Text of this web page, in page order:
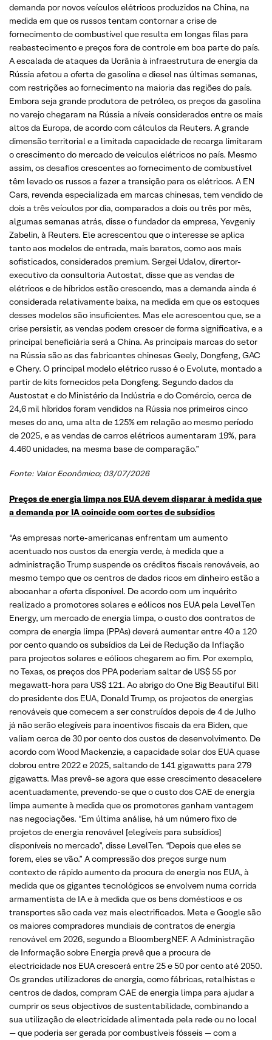
demanda por novos veículos elétricos produzidos na China, na
medida em que os russos tentam contornar a crise de
fornecimento de combustível que resulta em longas filas para
reabastecimento e preços fora de controle em boa parte do país.
A escalada de ataques da Ucrânia à infraestrutura de energia da
Rússia afetou a oferta de gasolina e diesel nas últimas semanas,
com restrições ao fornecimento na maioria das regiões do país.
Embora seja grande produtora de petróleo, os preços da gasolina
no varejo chegaram na Rússia a níveis considerados entre os mais
altos da Europa, de acordo com cálculos da Reuters. A grande
dimensão territorial e a limitada capacidade de recarga limitaram
o crescimento do mercado de veículos elétricos no país. Mesmo
assim, os desafios crescentes ao fornecimento de combustível
têm levado os russos a fazer a transição para os elétricos. A EN
Cars, revenda especializada em marcas chinesas, tem vendido de
dois a três veículos por dia, comparados a dois ou três por mês,
algumas semanas atrás, disse o fundador da empresa, Yevgeniy
Zabelin, à Reuters. Ele acrescentou que o interesse se aplica
tanto aos modelos de entrada, mais baratos, como aos mais
sofisticados, considerados premium. Sergei Udalov, dirertor-
executivo da consultoria Autostat, disse que as vendas de
elétricos e de híbridos estão crescendo, mas a demanda ainda é
considerada relativamente baixa, na medida em que os estoques
desses modelos são insuficientes. Mas ele acrescentou que, se a
crise persistir, as vendas podem crescer de forma significativa, e a
principal beneficiária será a China. As principais marcas do setor
na Rússia são as das fabricantes chinesas Geely, Dongfeng, GAC
e Chery. O principal modelo elétrico russo é o Evolute, montado a
partir de kits fornecidos pela Dongfeng. Segundo dados da
Austostat e do Ministério da Indústria e do Comércio, cerca de
24,6 mil híbridos foram vendidos na Rússia nos primeiros cinco
meses do ano, uma alta de 125% em relação ao mesmo período
de 2025, e as vendas de carros elétricos aumentaram 19%, para
4.460 unidades, na mesma base de comparação.”
Fonte: Valor Econômico; 03/07/2026
Preços de energia limpa nos EUA devem disparar à medida que
a demanda por IA coincide com cortes de subsídios
“As empresas norte-americanas enfrentam um aumento
acentuado nos custos da energia verde, à medida que a
administração Trump suspende os créditos fiscais renováveis, ao
mesmo tempo que os centros de dados ricos em dinheiro estão a
abocanhar a oferta disponível. De acordo com um inquérito
realizado a promotores solares e eólicos nos EUA pela LevelTen
Energy, um mercado de energia limpa, o custo dos contratos de
compra de energia limpa (PPAs) deverá aumentar entre 40 a 120
por cento quando os subsídios da Lei de Redução da Inflação
para projectos solares e eólicos chegarem ao fim. Por exemplo,
no Texas, os preços dos PPA poderiam saltar de US$ 55 por
megawatt-hora para US$ 121. Ao abrigo do One Big Beautiful Bill
do presidente dos EUA, Donald Trump, os projectos de energias
renováveis ​​que comecem a ser construídos depois de 4 de Julho
já não serão elegíveis para incentivos fiscais da era Biden, que
valiam cerca de 30 por cento dos custos de desenvolvimento. De
acordo com Wood Mackenzie, a capacidade solar dos EUA quase
dobrou entre 2022 e 2025, saltando de 141 gigawatts para 279
gigawatts. Mas prevê-se agora que esse crescimento desacelere
acentuadamente, prevendo-se que o custo dos CAE de energia
limpa aumente à medida que os promotores ganham vantagem
nas negociações. “Em última análise, há um número fixo de
projetos de energia renovável [elegíveis para subsídios]
disponíveis no mercado”, disse LevelTen. “Depois que eles se
forem, eles se vão.” A compressão dos preços surge num
contexto de rápido aumento da procura de energia nos EUA, à
medida que os gigantes tecnológicos se envolvem numa corrida
armamentista de IA e à medida que os bens domésticos e os
transportes são cada vez mais electrificados. Meta e Google são
os maiores compradores mundiais de contratos de energia
renovável em 2026, segundo a BloombergNEF. A Administração
de Informação sobre Energia prevê que a procura de
electricidade nos EUA crescerá entre 25 e 50 por cento até 2050.
Os grandes utilizadores de energia, como fábricas, retalhistas e
centros de dados, compram CAE de energia limpa para ajudar a
cumprir os seus objectivos de sustentabilidade, combinando a
sua utilização de electricidade alimentada pela rede ou no local
— que poderia ser gerada por combustíveis fósseis — com a